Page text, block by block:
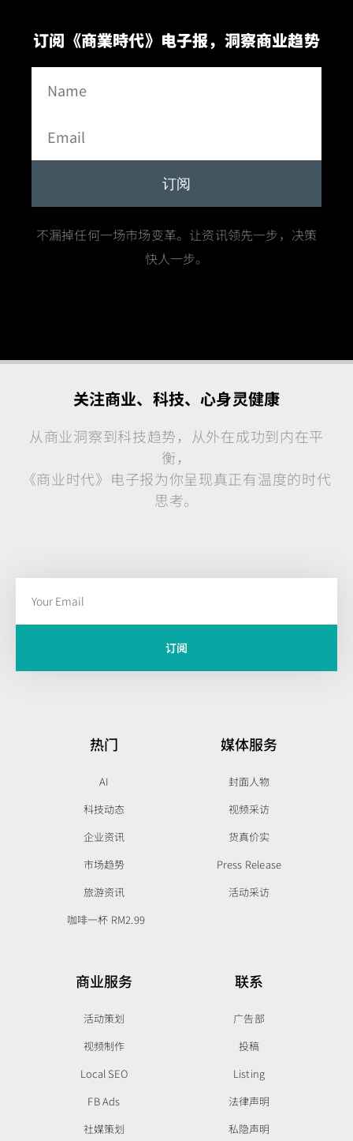
订阅《商業時代》电子报，洞察商业趋势
订阅
不漏掉任何一场市场变革。让资讯领先一步，决策
快人一步。
关注商业、科技、心身灵健康
从商业洞察到科技趋势，从外在成功到内在平
衡，
《商业时代》电子报为你呈现真正有温度的时代
思考。
订阅
热门
AI
科技动态
企业资讯
市场趋势
旅游资讯
咖啡一杯 RM2.99
媒体服务
封面人物
视频采访
货真价实
Press Release
活动采访
商业服务
活动策划
视频制作
Local SEO
FB Ads
社媒策划
联系
广告部
投稿
Listing
法律声明
私隐声明